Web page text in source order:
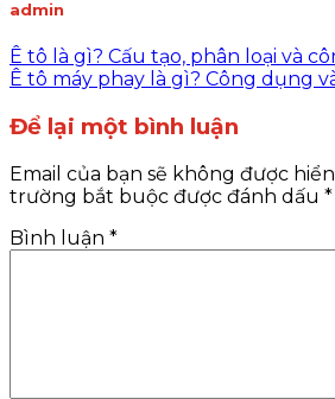
admin
Ê tô là gì? Cấu tạo, phân loại và
Ê tô máy phay là gì? Công dụng
Để lại một bình luận
Email của bạn sẽ không được
trường bắt buộc được đánh dấu *
Bình luận *